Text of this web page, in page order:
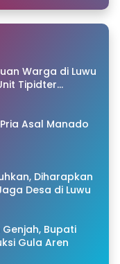
Warga di Luwu
Tipidter
Turun Tangan
Asal Manado
Diharapkan
Desa di Luwu
Bupati
Gula Aren